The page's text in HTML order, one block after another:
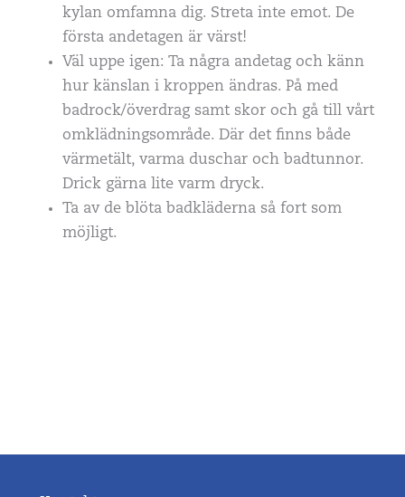
kylan omfamna dig. Streta inte emot. De
första andetagen är värst!
Väl uppe igen: Ta några andetag och känn
hur känslan i kroppen ändras. På med
badrock/överdrag samt skor och gå till vårt
omklädningsområde. Där det finns både
värmetält, varma duschar och badtunnor.
Drick gärna lite varm dryck.
Ta av de blöta badkläderna så fort som
möjligt.